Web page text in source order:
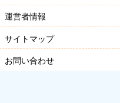
運営者情報
サイトマップ
お問い合わせ